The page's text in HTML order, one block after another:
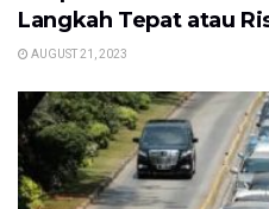
Langkah Tepat atau
AUGUST 21, 2023